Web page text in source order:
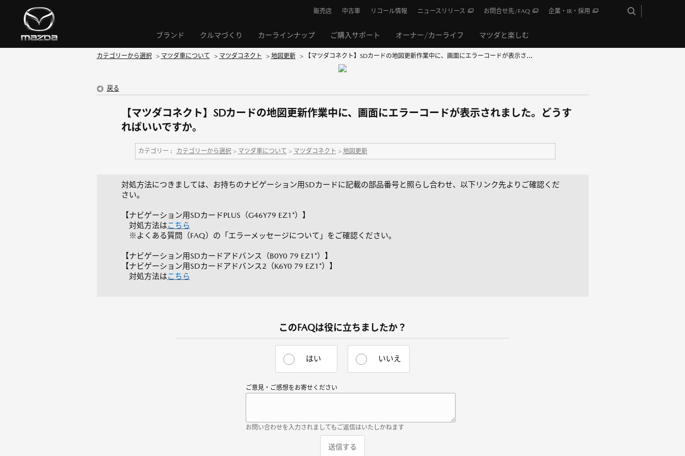
ブランド クルマづくり カーラインナップ ご購入サポート オーナー/カーライフ マツダと楽しむ
販売店 中古車 リコール情報 ニュースリリース お問合せ先/FAQ 企業・IR・採用
カテゴリーから選択 > マツダ車について > マツダコネクト > 地図更新 > 【マツダコネクト】SDカードの地図更新作業中に、画面にエラーコードが表示さ...
戻る
【マツダコネクト】SDカードの地図更新作業中に、画面にエラーコードが表示されました。どうす
ればいいですか。
カテゴリー : カテゴリーから選択 > マツダ車について > マツダコネクト > 地図更新
対処方法につきましては、お持ちのナビゲーション用SDカードに記載の部品番号と照らし合わせ、以下リンク先よりご確認くだ
さい。
【ナビゲーション用SDカードPLUS（G46Y79 EZ1*）】
対処方法はこちら
※よくある質問（FAQ）の「エラーメッセージについて」をご確認ください。
【ナビゲーション用SDカードアドバンス（B0Y0 79 EZ1*）】
【ナビゲーション用SDカードアドバンス2（K6Y0 79 EZ1*）】
対処方法はこちら
このFAQは役に立ちましたか？
はい いいえ
ご意見・ご感想をお寄せください
お問い合わせを入力されましてもご返信はいたしかねます